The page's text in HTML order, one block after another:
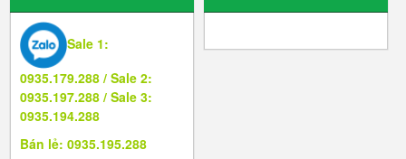
Sale 1:
0935.179.288 / Sale 2:
0935.197.288 / Sale 3:
0935.194.288
Bán lẻ: 0935.195.288